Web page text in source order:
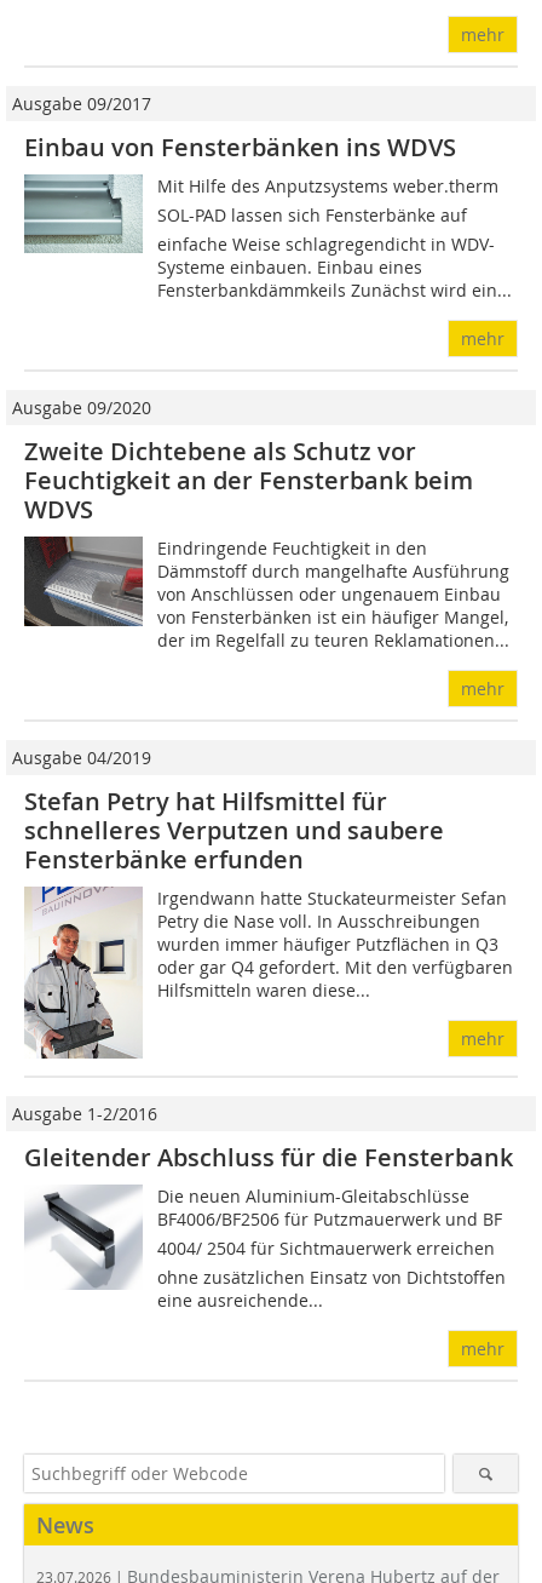
mehr
Ausgabe 09/2017
Einbau von Fensterbänken ins WDVS
Mit Hilfe des Anputzsystems weber.therm
SOL-PAD lassen sich Fensterbänke auf
einfache Weise schlagregendicht in WDV-
Systeme einbauen. Einbau eines
Fensterbankdämmkeils Zunächst wird ein...
mehr
Ausgabe 09/2020
Zweite Dichtebene als Schutz vor
Feuchtigkeit an der Fensterbank beim
WDVS
Eindringende Feuchtigkeit in den
Dämmstoff durch mangelhafte Ausführung
von Anschlüssen oder ungenauem Einbau
von Fensterbänken ist ein häufiger Mangel,
der im Regelfall zu teuren Reklamationen...
mehr
Ausgabe 04/2019
Stefan Petry hat Hilfsmittel für
schnelleres Verputzen und saubere
Fensterbänke erfunden
Irgendwann hatte Stuckateurmeister Sefan
Petry die Nase voll. In Ausschreibungen
wurden immer häufiger Putzflächen in Q3
oder gar Q4 gefordert. Mit den verfügbaren
Hilfsmitteln waren diese...
mehr
Ausgabe 1-2/2016
Gleitender Abschluss für die Fensterbank
Die neuen Aluminium-Gleitabschlüsse
BF4006/BF2506 für Putzmauerwerk und BF
4004/ 2504 für Sichtmauerwerk erreichen
ohne zusätzlichen Einsatz von Dichtstoffen
eine ausreichende...
mehr
News
23.07.2026 | Bundesbauministerin Verena Hubertz auf der